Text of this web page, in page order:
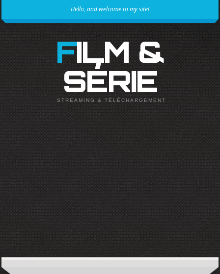
Hello, and welcome to my site!
FILM &
SÉRIE
STREAMING & TÉLÉCHARGEMENT